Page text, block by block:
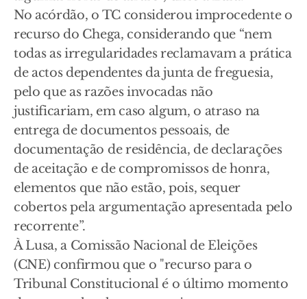
No acórdão, o TC considerou improcedente o
recurso do Chega, considerando que “nem
todas as irregularidades reclamavam a prática
de actos dependentes da junta de freguesia,
pelo que as razões invocadas não
justificariam, em caso algum, o atraso na
entrega de documentos pessoais, de
documentação de residência, de declarações
de aceitação e de compromissos de honra,
elementos que não estão, pois, sequer
cobertos pela argumentação apresentada pelo
recorrente”.
À Lusa, a Comissão Nacional de Eleições
(CNE) confirmou que o "recurso para o
Tribunal Constitucional é o último momento